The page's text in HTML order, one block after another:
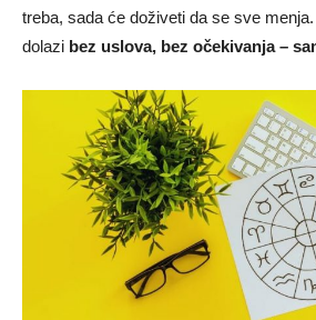
treba, sada će doživeti da se sve
dolazi bez uslova, bez očekivanja –